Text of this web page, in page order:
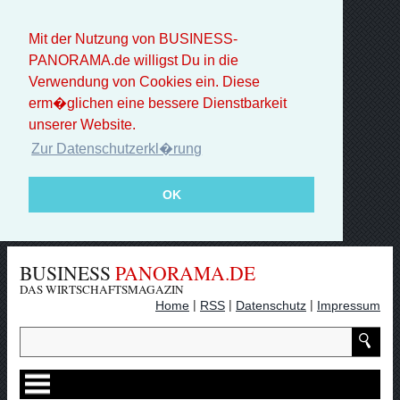
Mit der Nutzung von BUSINESS-
PANORAMA.de willigst Du in die
Verwendung von Cookies ein. Diese
erm�glichen eine bessere Dienstbarkeit
unserer Website.
Zur Datenschutzerkl�rung
OK
BUSINESS PANORAMA.DE
DAS WIRTSCHAFTSMAGAZIN
Home | RSS | Datenschutz | Impressum